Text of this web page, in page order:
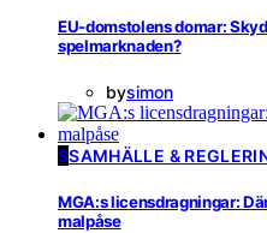
EU-domstolens domar:
spelmarknaden?
bysimon
SSAMHÄLLE &
MGA:s licensdragningar:
malpåse